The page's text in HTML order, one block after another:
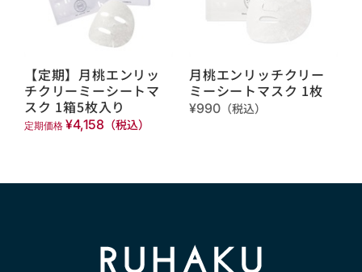
【定期】月桃エンリッ
チクリーミーシートマ
スク 1箱5枚入り
定期価格 ¥4,158 （税込）
月桃エンリッチクリー
ミーシートマスク 1枚
¥990 （税込）